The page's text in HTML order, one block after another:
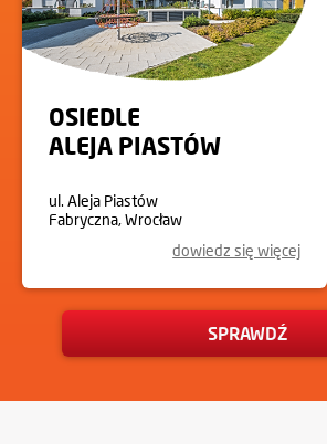
OSIEDLE
ALEJA PIASTÓW
ul. Aleja Piastów
Fabryczna, Wrocław
dowiedz się więcej
SPRAWDŹ